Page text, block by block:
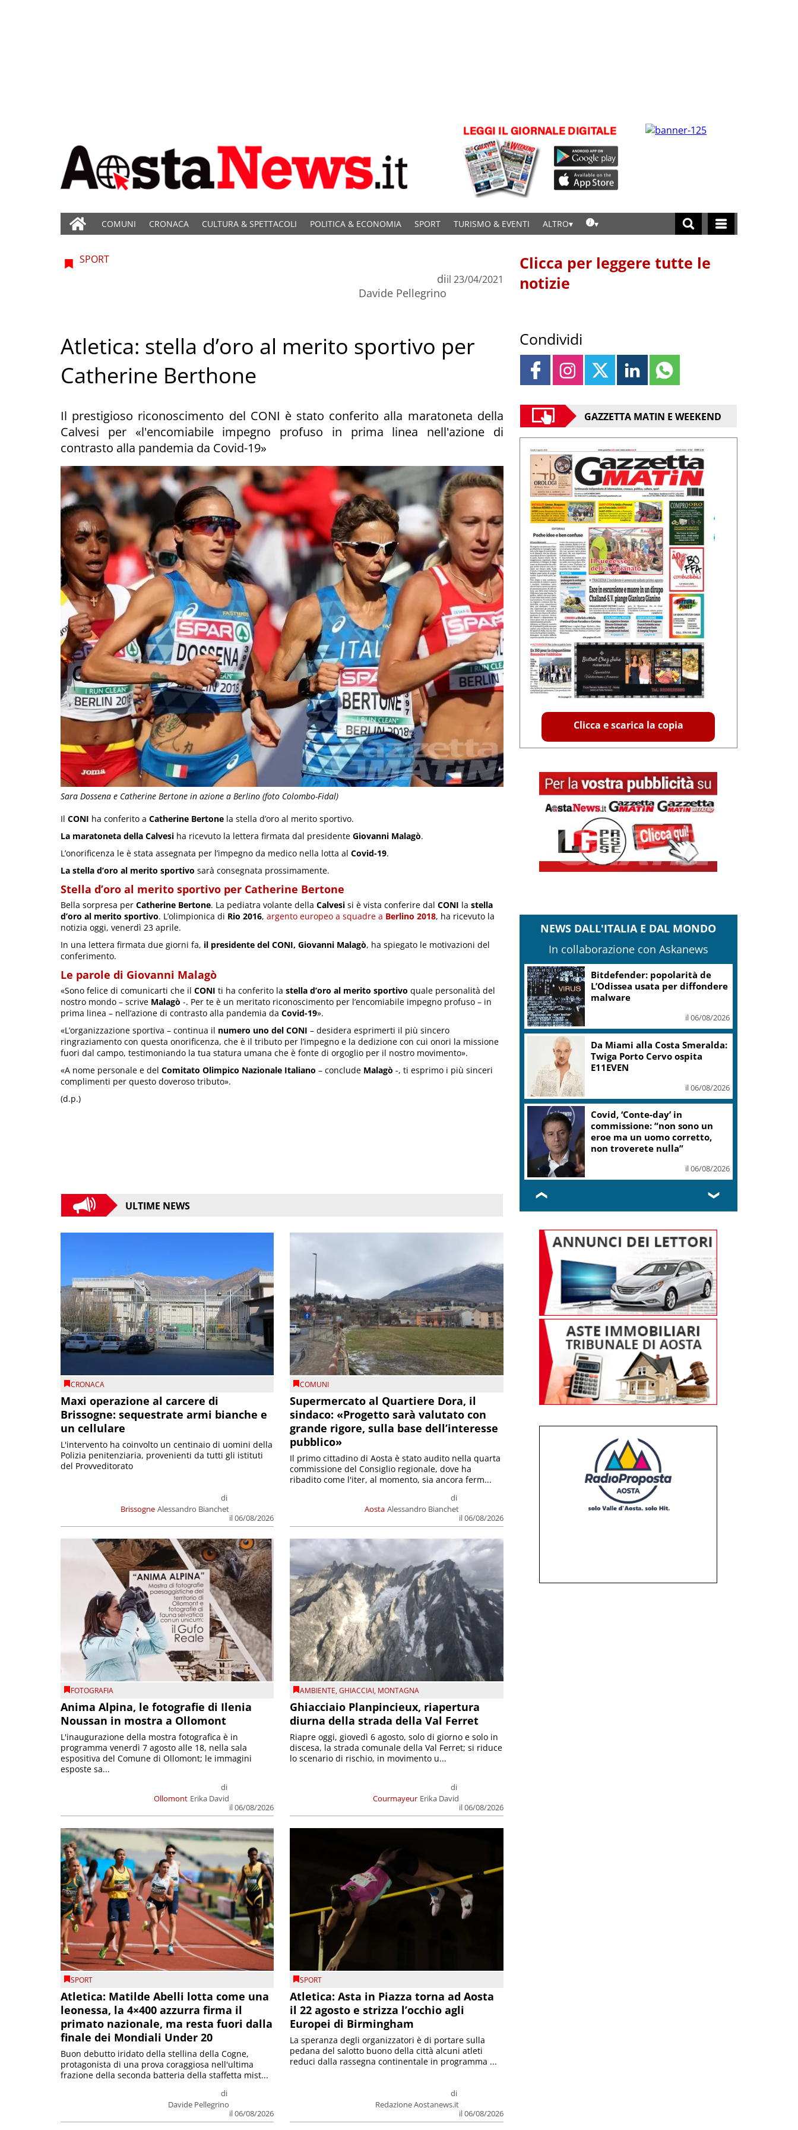
COMUNI CRONACA CULTURA & SPETTACOLI POLITICA & ECONOMIA SPORT TURISMO & EVENTI ALTRO
Sara Dossena e Catherine Bertone in azione a Berlino (foto Colombo-Fidal)
SPORT
di
Davide Pellegrino
il 23/04/2021
Atletica: stella d’oro al merito sportivo per
Catherine Berthone
Il prestigioso riconoscimento del CONI è stato conferito alla maratoneta della
Calvesi per «l'encomiabile impegno profuso in prima linea nell'azione di
contrasto alla pandemia da Covid-19»
Il CONI ha conferito a Catherine Bertone la stella d’oro al merito sportivo.
La maratoneta della Calvesi ha ricevuto la lettera firmata dal presidente Giovanni Malagò.
L’onorificenza le è stata assegnata per l’impegno da medico nella lotta al Covid-19.
La stella d’oro al merito sportivo sarà consegnata prossimamente.
Stella d’oro al merito sportivo per Catherine Bertone
Bella sorpresa per Catherine Bertone. La pediatra volante della Calvesi si è vista conferire dal CONI la stella
d’oro al merito sportivo. L’olimpionica di Rio 2016, argento europeo a squadre a Berlino 2018, ha ricevuto la
notizia oggi, venerdì 23 aprile.
In una lettera firmata due giorni fa, il presidente del CONI, Giovanni Malagò, ha spiegato le motivazioni del
conferimento.
Le parole di Giovanni Malagò
«Sono felice di comunicarti che il CONI ti ha conferito la stella d’oro al merito sportivo quale personalità del
nostro mondo – scrive Malagò -. Per te è un meritato riconoscimento per l’encomiabile impegno profuso – in
prima linea – nell’azione di contrasto alla pandemia da Covid-19».
«L’organizzazione sportiva – continua il numero uno del CONI – desidera esprimerti il più sincero
ringraziamento con questa onorificenza, che è il tributo per l’impegno e la dedizione con cui onori la missione
fuori dal campo, testimoniando la tua statura umana che è fonte di orgoglio per il nostro movimento».
«A nome personale e del Comitato Olimpico Nazionale Italiano – conclude Malagò -, ti esprimo i più sinceri
complimenti per questo doveroso tributo».
(d.p.)
ULTIME NEWS
CRONACA
Maxi operazione al carcere di
Brissogne: sequestrate armi bianche e
un cellulare
Brissogne
di
Alessandro Bianchet
il 06/08/2026
L'intervento ha coinvolto un centinaio di uomini della
Polizia penitenziaria, provenienti da tutti gli istituti
del Provveditorato
COMUNI
Supermercato al Quartiere Dora, il
sindaco: «Progetto sarà valutato con
grande rigore, sulla base dell’interesse
pubblico»
Aosta
di
Alessandro Bianchet
il 06/08/2026
Il primo cittadino di Aosta è stato audito nella quarta
commissione del Consiglio regionale, dove ha
ribadito come l'iter, al momento, sia ancora ferm...
FOTOGRAFIA
Anima Alpina, le fotografie di Ilenia
Noussan in mostra a Ollomont
Ollomont
di
Erika David
il 06/08/2026
L'inaugurazione della mostra fotografica è in
programma venerdì 7 agosto alle 18, nella sala
espositiva del Comune di Ollomont; le immagini
esposte sa...
AMBIENTE,GHIACCIAI, MONTAGNA
Ghiacciaio Planpincieux, riapertura
diurna della strada della Val Ferret
Courmayeur
di
Erika David
il 06/08/2026
Riapre oggi, giovedì 6 agosto, solo di giorno e solo in
discesa, la strada comunale della Val Ferret; si riduce
lo scenario di rischio, in movimento u...
SPORT
Atletica: Matilde Abelli lotta come una
leonessa, la 4×400 azzurra firma il
primato nazionale, ma resta fuori dalla
finale dei Mondiali Under 20
di
Davide Pellegrino
il 06/08/2026
Buon debutto iridato della stellina della Cogne,
protagonista di una prova coraggiosa nell'ultima
frazione della seconda batteria della staffetta mist...
SPORT
Atletica: Asta in Piazza torna ad Aosta
il 22 agosto e strizza l’occhio agli
Europei di Birmingham
di
Redazione Aostanews.it
il 06/08/2026
La speranza degli organizzatori è di portare sulla
pedana del salotto buono della città alcuni atleti
reduci dalla rassegna continentale in programma ...
Clicca per leggere tutte le
notizie
Condividi
GAZZETTA MATIN E WEEKEND
Clicca e scarica la copia
NEWS DALL'ITALIA E DAL MONDO
In collaborazione con Askanews
Guccini, Meloni: l’ho amato e
mi ha formato, continuerò a
cantarlo
il 06/08/2026
Sogin: in 2025 utile balza oltre
2,5 mln, decommissioning al
47,7%
il 06/08/2026
“Una notte di Casanova” di
Migliorini chiude Festival
teatro Volterra
il 06/08/2026
❮ ❯